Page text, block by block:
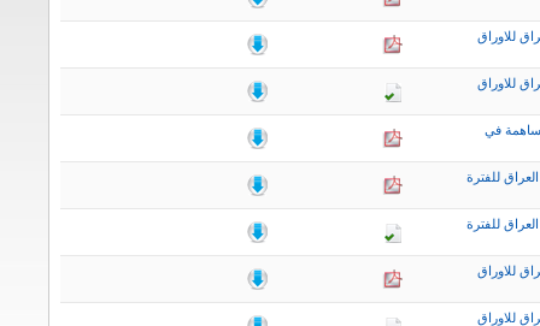
للاوراق
للاوراق
في
للفترة
للفترة
للاوراق
للاوراق